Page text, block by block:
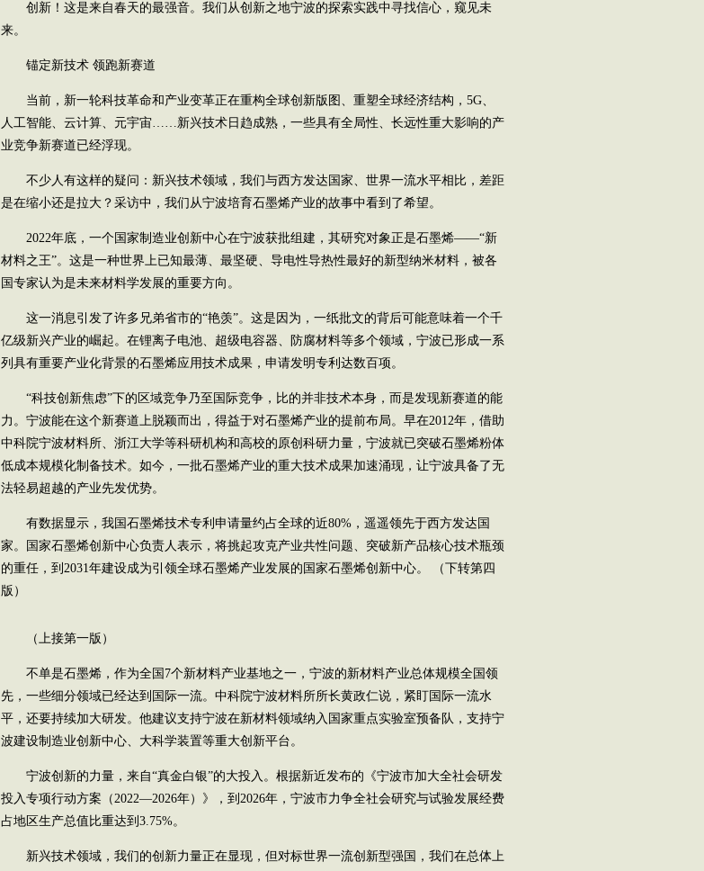
创新！这是来自春天的最强音。我们从创新之地宁波的探索实践中寻找信心，窥见未
来。
锚定新技术 领跑新赛道
当前，新一轮科技革命和产业变革正在重构全球创新版图、重塑全球经济结构，5G、
人工智能、云计算、元宇宙……新兴技术日趋成熟，一些具有全局性、长远性重大影响的产
业竞争新赛道已经浮现。
不少人有这样的疑问：新兴技术领域，我们与西方发达国家、世界一流水平相比，差距
是在缩小还是拉大？采访中，我们从宁波培育石墨烯产业的故事中看到了希望。
2022年底，一个国家制造业创新中心在宁波获批组建，其研究对象正是石墨烯——“新
材料之王”。这是一种世界上已知最薄、最坚硬、导电性导热性最好的新型纳米材料，被各
国专家认为是未来材料学发展的重要方向。
这一消息引发了许多兄弟省市的“艳羡”。这是因为，一纸批文的背后可能意味着一个千
亿级新兴产业的崛起。在锂离子电池、超级电容器、防腐材料等多个领域，宁波已形成一系
列具有重要产业化背景的石墨烯应用技术成果，申请发明专利达数百项。
“科技创新焦虑”下的区域竞争乃至国际竞争，比的并非技术本身，而是发现新赛道的能
力。宁波能在这个新赛道上脱颖而出，得益于对石墨烯产业的提前布局。早在2012年，借助
中科院宁波材料所、浙江大学等科研机构和高校的原创科研力量，宁波就已突破石墨烯粉体
低成本规模化制备技术。如今，一批石墨烯产业的重大技术成果加速涌现，让宁波具备了无
法轻易超越的产业先发优势。
有数据显示，我国石墨烯技术专利申请量约占全球的近80%，遥遥领先于西方发达国
家。国家石墨烯创新中心负责人表示，将挑起攻克产业共性问题、突破新产品核心技术瓶颈
的重任，到2031年建设成为引领全球石墨烯产业发展的国家石墨烯创新中心。 （下转第四
版）
（上接第一版）
不单是石墨烯，作为全国7个新材料产业基地之一，宁波的新材料产业总体规模全国领
先，一些细分领域已经达到国际一流。中科院宁波材料所所长黄政仁说，紧盯国际一流水
平，还要持续加大研发。他建议支持宁波在新材料领域纳入国家重点实验室预备队，支持宁
波建设制造业创新中心、大科学装置等重大创新平台。
宁波创新的力量，来自“真金白银”的大投入。根据新近发布的《宁波市加大全社会研发
投入专项行动方案（2022—2026年）》，到2026年，宁波市力争全社会研究与试验发展经费
占地区生产总值比重达到3.75%。
新兴技术领域，我们的创新力量正在显现，但对标世界一流创新型强国，我们在总体上